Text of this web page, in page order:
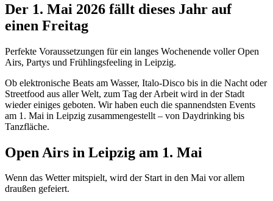
Der 1. Mai 2026 fällt dieses Jahr auf
einen Freitag
Perfekte Voraussetzungen für ein langes Wochenende voller Open
Airs, Partys und Frühlingsfeeling in Leipzig.
Ob elektronische Beats am Wasser, Italo-Disco bis in die Nacht oder
Streetfood aus aller Welt, zum Tag der Arbeit wird in der Stadt
wieder einiges geboten. Wir haben euch die spannendsten Events
am 1. Mai in Leipzig zusammengestellt – von Daydrinking bis
Tanzfläche.
Open Airs in Leipzig am 1. Mai
Wenn das Wetter mitspielt, wird der Start in den Mai vor allem
draußen gefeiert.